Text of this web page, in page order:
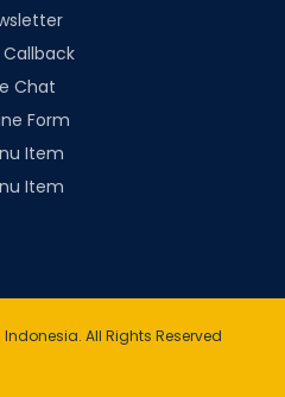
Callback
Chat
Form
Item
Item
All Rights Reserved